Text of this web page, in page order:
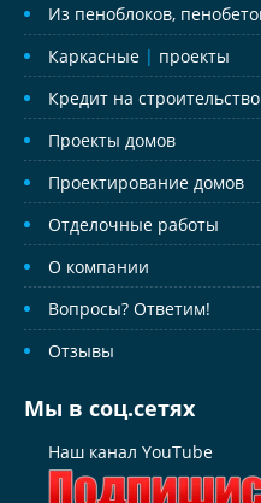
Из пеноблоков,
Каркасные | проекты
Кредит на строительство
Проекты домов
Проектирование домов
Отделочные работы
О компании
Вопросы? Ответим!
Отзывы
Мы в соц.сетях
Наш канал YouTube